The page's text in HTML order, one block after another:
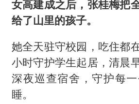
女高建成之后，张桂梅把
给了山里的孩子。
她全天驻守校园，吃住都
小时守护学生起居，清晨
深夜巡查宿舍，守护每
睡。